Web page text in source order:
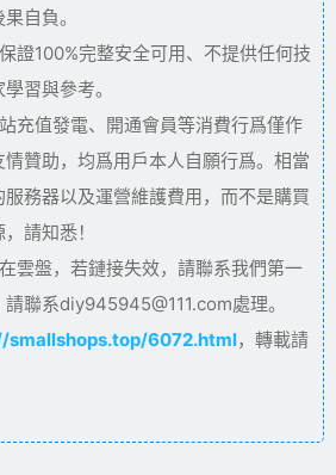
自負。
證100%完整安全可用、不提供任何技
習與參考。
充值發電、開通會員等消費行爲僅作
贊助，均爲用戶本人自願行爲。相當
務器以及運營維護費用，而不是購買
請知悉！
雲盤，若鏈接失效，請聯系我們第一
聯系diy945945@111.com處理。
smallshops.top/6072.html，轉載請